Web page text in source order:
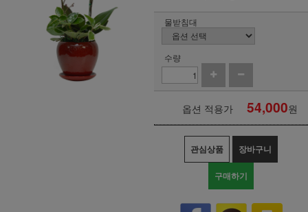
물받침대
수량
옵션 적용가 54,000원
관심상품 장바구니
구매하기